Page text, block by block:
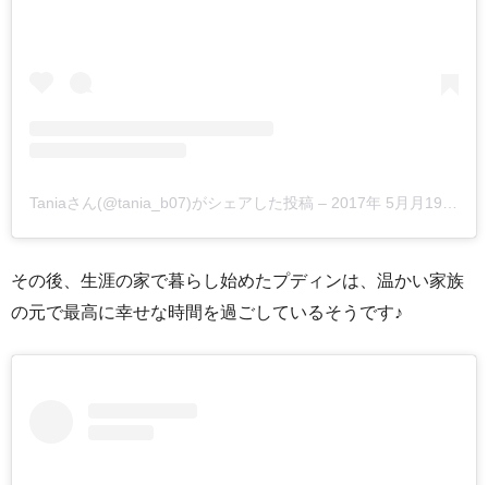
Taniaさん(@tania_b07)がシェアした投稿 – 2017年 5月月19日午後1時50分PDT
その後、生涯の家で暮らし始めたプディンは、温かい家族
の元で最高に幸せな時間を過ごしているそうです♪